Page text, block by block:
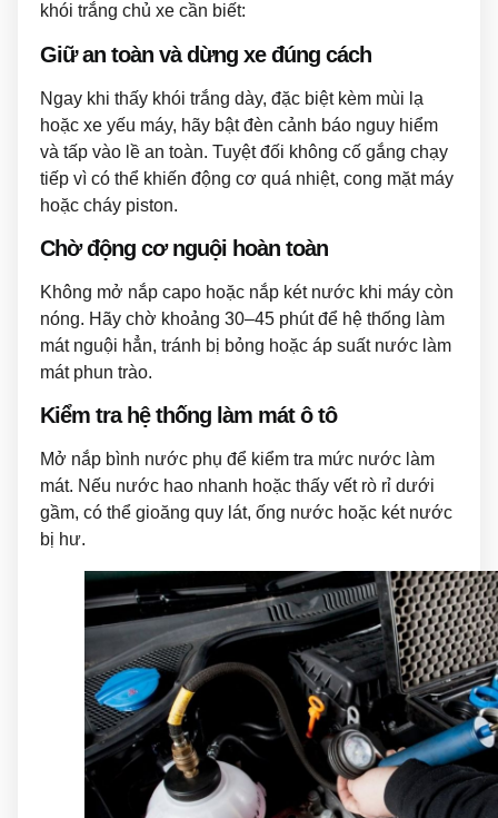
khói trắng chủ xe cần biết:
Giữ an toàn và dừng xe đúng cách
Ngay khi thấy khói trắng dày, đặc biệt kèm mùi lạ
hoặc xe yếu máy, hãy bật đèn cảnh báo nguy hiểm
và tấp vào lề an toàn. Tuyệt đối không cố gắng chạy
tiếp vì có thể khiến động cơ quá nhiệt, cong mặt máy
hoặc cháy piston.
Chờ động cơ nguội hoàn toàn
Không mở nắp capo hoặc nắp két nước khi máy còn
nóng. Hãy chờ khoảng 30–45 phút để hệ thống làm
mát nguội hẳn, tránh bị bỏng hoặc áp suất nước làm
mát phun trào.
Kiểm tra hệ thống làm mát ô tô
Mở nắp bình nước phụ để kiểm tra mức nước làm
mát. Nếu nước hao nhanh hoặc thấy vết rò rỉ dưới
gầm, có thể gioăng quy lát, ống nước hoặc két nước
bị hư.